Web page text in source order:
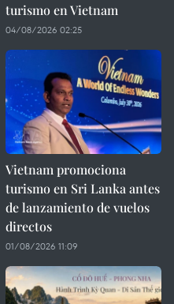
turismo en Vietnam
04/08/2026 02:25
Vietnam promociona
turismo en Sri Lanka antes
de lanzamiento de vuelos
directos
01/08/2026 11:09